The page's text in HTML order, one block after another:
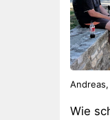
Wie